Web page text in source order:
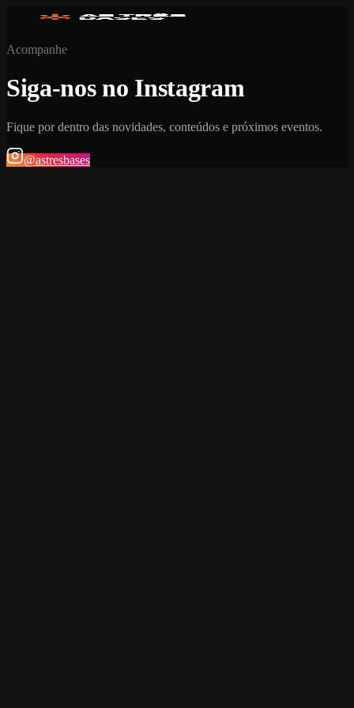
Acompanhe
Siga-nos no Instagram
Fique por dentro das novidades, conteúdos e próximos eventos.
@astresbases